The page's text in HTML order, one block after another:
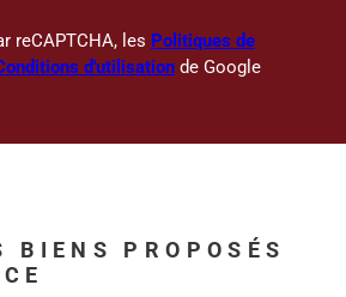
reCAPTCHA, les Politiques de
d'utilisation de Google
BIENS PROPOSÉS